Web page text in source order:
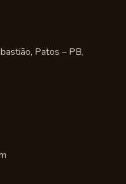
Patos – PB,